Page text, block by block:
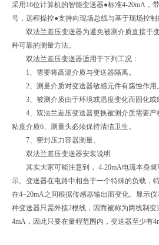
采用16位计算机的智能变送器●标准4-20mA，
号，远程操控●支持向现场总线与基于现场控制
双法兰差压变送器为避免被测介质直接于
种可靠的测量方法。
双法兰差压变送器适用于下列工况：
1、需要将高温介质与变送器隔离。
2、测量介质对变送器敏感元件有腐蚀作用。
3、被测介质由于环境或温度变化而固化或
4、双法兰差压变送器更换被测介质需要严
粘度介质6、测量头必须保持清洁卫生。
7、密封压力容器测量。
双法兰差压变送器安装说明
其实大家可能注意到， 4-20mA电流本身就
示。变送器在电路中相当于一个特殊的负载，
在4~20mA之间根据传感器输出而变化。显示
种变送器只需外接2根线，因而被称为两线制
4mA，因此只要在量程范围内，变送器至少有